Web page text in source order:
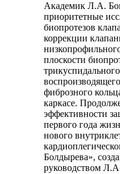
Академик Л.А.
приоритетные
биопротезов
коррекции
плоскости
фиброзного
каркасе.
эффективности
первого года
нового
Болдырева»,
руководством